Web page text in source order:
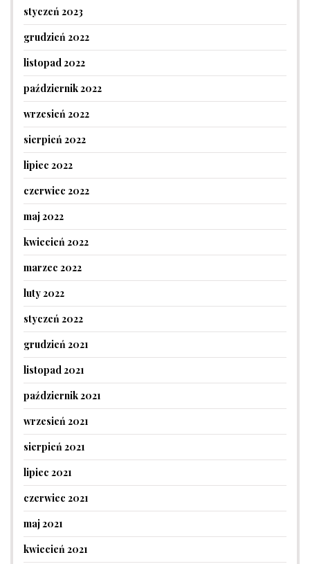
styczeń 2023
grudzień 2022
listopad 2022
październik 2022
wrzesień 2022
sierpień 2022
lipiec 2022
czerwiec 2022
maj 2022
kwiecień 2022
marzec 2022
luty 2022
styczeń 2022
grudzień 2021
listopad 2021
październik 2021
wrzesień 2021
sierpień 2021
lipiec 2021
czerwiec 2021
maj 2021
kwiecień 2021